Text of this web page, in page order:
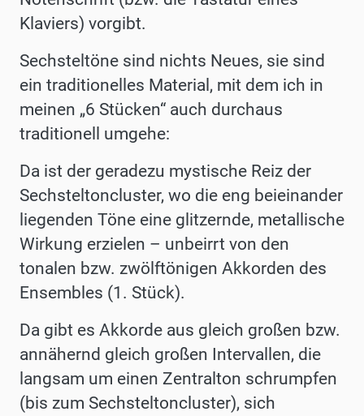
Klaviers) vorgibt.
Sechsteltöne sind nichts Neues, sie sind
ein traditionelles Material, mit dem ich in
meinen „6 Stücken“ auch durchaus
traditionell umgehe:
Da ist der geradezu mystische Reiz der
Sechsteltoncluster, wo die eng beieinander
liegenden Töne eine glitzernde, metallische
Wirkung erzielen – unbeirrt von den
tonalen bzw. zwölftönigen Akkorden des
Ensembles (1. Stück).
Da gibt es Akkorde aus gleich großen bzw.
annähernd gleich großen Intervallen, die
langsam um einen Zentralton schrumpfen
(bis zum Sechsteltoncluster), sich